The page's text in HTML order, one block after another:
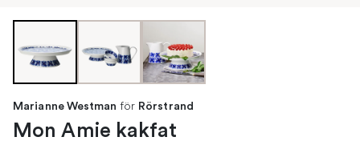
Marianne Westman för Rörstrand
Mon Amie kakfat